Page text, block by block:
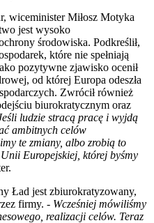
wiceminister Miłosz Motyka
jest wysoko
środowiska. Podkreślił,
które nie spełniają
pozytywne zjawisko ocenił
od której Europa odeszła
Zwrócił również
biurokratycznym oraz
ludzie stracą pracę i wyjdą
ambitnych celów
te zmiany, albo zrobią to
Europejskiej, której byśmy
Ład jest zbiurokratyzowany,
firmy. - Wcześniej mówiliśmy
realizacji celów. Teraz